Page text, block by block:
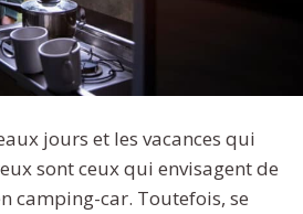
jours et les vacances qui
sont ceux qui envisagent de
camping-car. Toutefois, se